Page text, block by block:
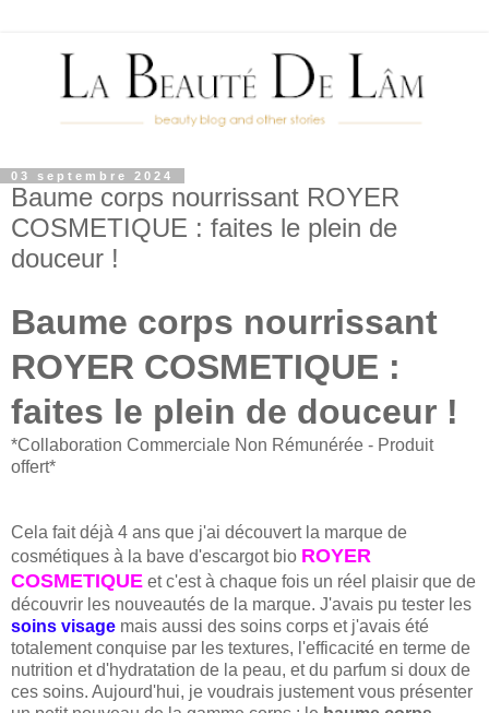
03 septembre 2024
Baume corps nourrissant ROYER
COSMETIQUE : faites le plein de
douceur !
Baume corps nourrissant
ROYER COSMETIQUE :
faites le plein de douceur !
*Collaboration Commerciale Non Rémunérée - Produit
offert*
Cela fait déjà 4 ans que j'ai découvert la marque de
cosmétiques à la bave d'escargot bio ROYER
COSMETIQUE et c'est à chaque fois un réel plaisir que de
découvrir les nouveautés de la marque. J'avais pu tester les
soins visage mais aussi des soins corps et j'avais été
totalement conquise par les textures, l'efficacité en terme de
nutrition et d'hydratation de la peau, et du parfum si doux de
ces soins. Aujourd'hui, je voudrais justement vous présenter